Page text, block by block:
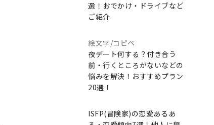
選！おでかけ・ドライブなど
ご紹介
絵文字/コピペ
夜デート何する？付き合う
前・行くところがないなどの
悩みを解決！おすすめプラン
20選！
ISFP(冒険家)の恋愛あるあ